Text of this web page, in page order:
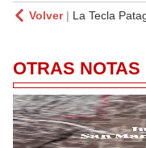
Volver| La Tecla
OTRAS NOTAS